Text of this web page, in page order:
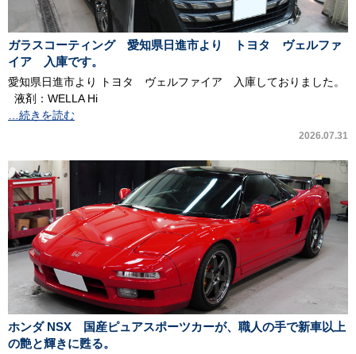
ガラスコーティング 愛知県日進市より トヨタ ヴェルファ
イア 入庫です。
愛知県日進市より トヨタ ヴェルファイア 入庫しておりました。
液剤：WELLA Hi
…続きを読む
2026.07.31
ホンダ NSX 国産ピュアスポーツカーが、職人の手で新車以上
の艶と輝きに甦る。